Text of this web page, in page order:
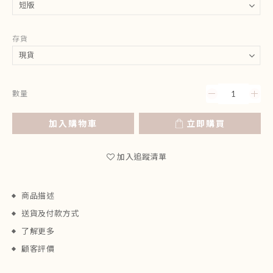
存貨
數量
加入購物車 立即購買
加入追蹤清單
商品描述
送貨及付款方式
了解更多
顧客評價